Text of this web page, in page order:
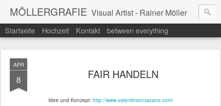
MÖLLERGRAFIE Visual Artist - Rainer Möller
Startseite Hochzeit Kontakt between everything
APR
8 FAIR HANDELN
Idee und Konzept: http://www.valentinvonvacano.com/